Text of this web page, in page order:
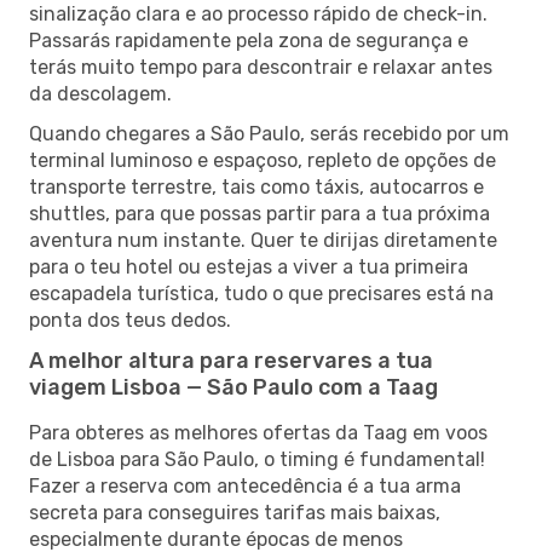
sinalização clara e ao processo rápido de check-in.
Passarás rapidamente pela zona de segurança e
terás muito tempo para descontrair e relaxar antes
da descolagem.
Quando chegares a São Paulo, serás recebido por um
terminal luminoso e espaçoso, repleto de opções de
transporte terrestre, tais como táxis, autocarros e
shuttles, para que possas partir para a tua próxima
aventura num instante. Quer te dirijas diretamente
para o teu hotel ou estejas a viver a tua primeira
escapadela turística, tudo o que precisares está na
ponta dos teus dedos.
A melhor altura para reservares a tua
viagem Lisboa — São Paulo com a Taag
Para obteres as melhores ofertas da Taag em voos
de Lisboa para São Paulo, o timing é fundamental!
Fazer a reserva com antecedência é a tua arma
secreta para conseguires tarifas mais baixas,
especialmente durante épocas de menos